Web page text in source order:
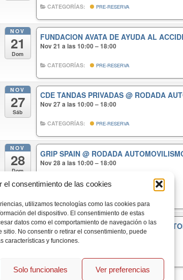
el consentimiento de las cookies
utilizamos tecnologías como las cookies para
del dispositivo. El consentimiento de estas
datos como el comportamiento de navegación o las
sitio. No consentir o retirar el consentimiento, puede
características y funciones.
Solo funcionales Ver preferencias
CATEGORÍAS: PRE-RESERVA
NOV
21
Dom
FUNDACION AVATA DE AYUDA AL
Nov 21 a las 10:00 – 18:00
CATEGORÍAS: PRE-RESERVA
NOV
27
Sáb
CDE TANDAS PRIVADAS@ RODADA
Nov 27 a las 10:00 – 18:00
CATEGORÍAS: PRE-RESERVA
NOV
28
Dom
GRIP SPAIN@ RODADA
Nov 28 a las 10:00 – 18:00
DIC
5
Dom
TRACK DAYS EVENTS.@ RODADA
Dic 5 a las 10:00 – 18:00